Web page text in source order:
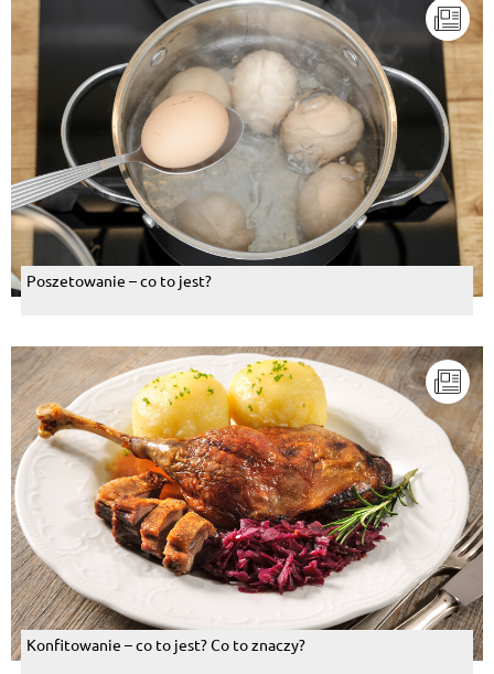
Poszetowanie – co to jest?
Konfitowanie – co to jest? Co to znaczy?